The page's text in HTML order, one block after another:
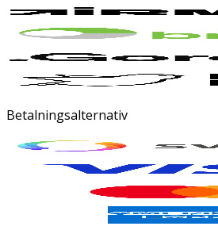
Betalningsalternativ